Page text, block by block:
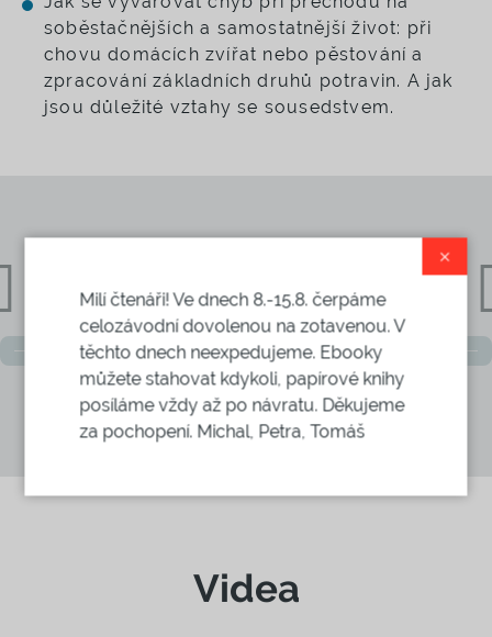
soběstačnějších a samostatnější život: při
chovu domácích zvířat nebo pěstování a
zpracování základních druhů potravin. A jak
jsou důležité vztahy se sousedstvem.
Videa
×
Milí čtenáři! Ve dnech 8.-15.8. čerpáme
celozávodní dovolenou na zotavenou. V
těchto dnech neexpedujeme. Ebooky
můžete stahovat kdykoli, papírové knihy
posíláme vždy až po návratu. Děkujeme
za pochopení. Michal, Petra, Tomáš